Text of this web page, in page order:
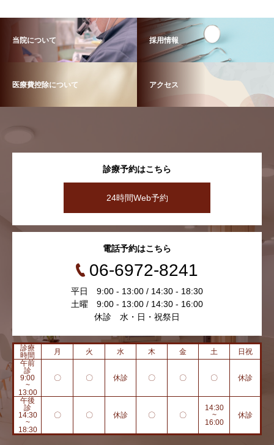
当院について 採用情報
医療費控除について アクセス
診療予約はこちら
24時間Web予約
電話予約はこちら
06-6972-8241
平日 9:00 - 13:00 / 14:30 - 18:30
土曜 9:00 - 13:00 / 14:30 - 16:00
休診 水・日・祝祭日
診療
時間
月 火 水 木 金 土
日祝
午前
診
9:00
~
13:00
〇 〇 休診 〇 〇 〇 休診
午後
診
14:30
~
18:30
〇 〇 休診 〇 〇
14:30
~
16:00
休診